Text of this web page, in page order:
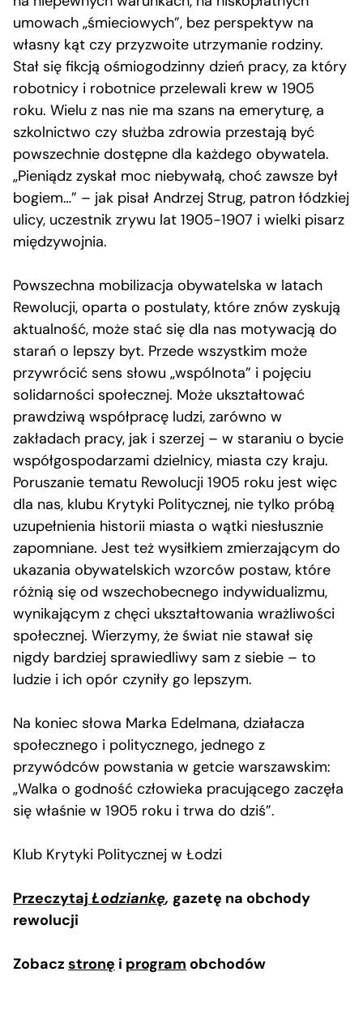
umowach „śmieciowych”, bez perspektyw na
własny kąt czy przyzwoite utrzymanie rodziny.
Stał się fikcją ośmiogodzinny dzień pracy, za który
robotnicy i robotnice przelewali krew w 1905
roku. Wielu z nas nie ma szans na emeryturę, a
szkolnictwo czy służba zdrowia przestają być
powszechnie dostępne dla każdego obywatela.
„Pieniądz zyskał moc niebywałą, choć zawsze był
bogiem…” – jak pisał Andrzej Strug, patron łódzkiej
ulicy, uczestnik zrywu lat 1905-1907 i wielki pisarz
międzywojnia.
Powszechna mobilizacja obywatelska w latach
Rewolucji, oparta o postulaty, które znów zyskują
aktualność, może stać się dla nas motywacją do
starań o lepszy byt. Przede wszystkim może
przywrócić sens słowu „wspólnota” i pojęciu
solidarności społecznej. Może ukształtować
prawdziwą współpracę ludzi, zarówno w
zakładach pracy, jak i szerzej – w staraniu o bycie
współgospodarzami dzielnicy, miasta czy kraju.
Poruszanie tematu Rewolucji 1905 roku jest więc
dla nas, klubu Krytyki Politycznej, nie tylko próbą
uzupełnienia historii miasta o wątki niesłusznie
zapomniane. Jest też wysiłkiem zmierzającym do
ukazania obywatelskich wzorców postaw, które
różnią się od wszechobecnego indywidualizmu,
wynikającym z chęci ukształtowania wrażliwości
społecznej. Wierzymy, że świat nie stawał się
nigdy bardziej sprawiedliwy sam z siebie – to
ludzie i ich opór czyniły go lepszym.
Na koniec słowa Marka Edelmana, działacza
społecznego i politycznego, jednego z
przywódców powstania w getcie warszawskim:
„Walka o godność człowieka pracującego zaczęła
się właśnie w 1905 roku i trwa do dziś”.
Klub Krytyki Politycznej w Łodzi
Przeczytaj Łodziankę, gazetę na obchody
rewolucji
Zobacz stronę i program obchodów